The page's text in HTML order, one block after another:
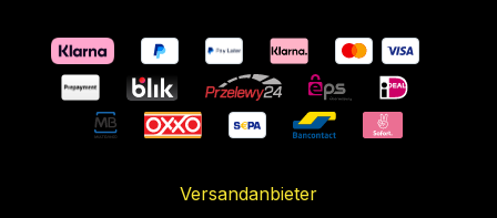
Versandanbieter